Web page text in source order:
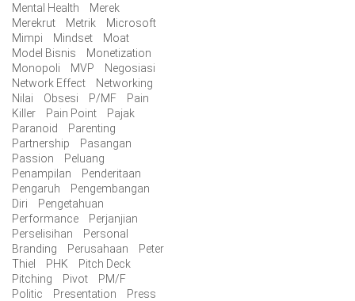
Mental Health
Merek
Merekrut
Metrik
Microsoft
Mimpi
Mindset
Moat
Model Bisnis
Monetization
Monopoli
MVP
Negosiasi
Network Effect
Networking
Nilai
Obsesi P/MF
Pain
Killer
Pain Point
Pajak
Paranoid
Parenting
Partnership
Pasangan
Passion
Peluang
Penampilan
Penderitaan
Pengaruh
Pengembangan
Diri
Pengetahuan
Performance
Perjanjian
Perselisihan
Personal
Branding
Perusahaan
Peter
Thiel
PHK
Pitch Deck
Pitching
Pivot
PM/F
Politic
Presentation
Press